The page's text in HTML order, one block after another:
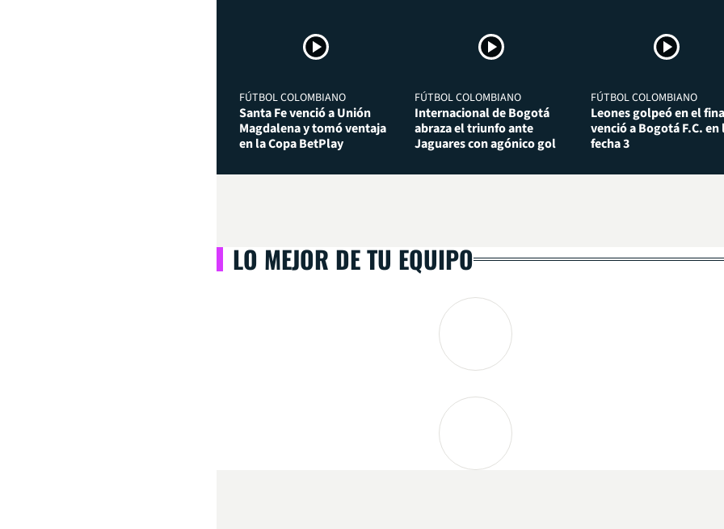
FÚTBOL COLOMBIANO
Santa Fe venció a Unión
Magdalena y tomó ventaja
en la Copa BetPlay
FÚTBOL COLOMBIANO
Internacional de Bogotá
abraza el triunfo ante
Jaguares con agónico gol
FÚTBOL COLOMBIANO
Leones golpeó en el
venció a Bogotá F.C. en
fecha 3
LO MEJOR DE TU EQUIPO